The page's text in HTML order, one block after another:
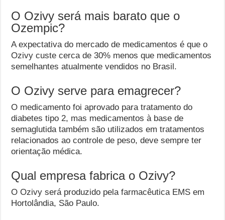
O Ozivy será mais barato que o
Ozempic?
A expectativa do mercado de medicamentos é que o
Ozivy custe cerca de 30% menos que medicamentos
semelhantes atualmente vendidos no Brasil.
O Ozivy serve para emagrecer?
O medicamento foi aprovado para tratamento do
diabetes tipo 2, mas medicamentos à base de
semaglutida também são utilizados em tratamentos
relacionados ao controle de peso, deve sempre ter
orientação médica.
Qual empresa fabrica o Ozivy?
O Ozivy será produzido pela farmacêutica EMS em
Hortolândia, São Paulo.